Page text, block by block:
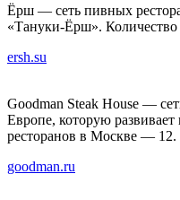
Ёрш — сеть пивных
«Тануки-Ёрш».
ersh.su
Goodman Steak House —
Европе, которую
ресторанов в Москве — 12.
goodman.ru